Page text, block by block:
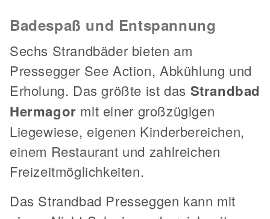
Badespaß und Entspannung
Sechs Strandbäder bieten am
Pressegger See Action, Abkühlung und
Erholung. Das größte ist das Strandbad
Hermagor mit einer großzügigen
Liegewiese, eigenen Kinderbereichen,
einem Restaurant und zahlreichen
Freizeitmöglichkeiten.
Das Strandbad Presseggen kann mit